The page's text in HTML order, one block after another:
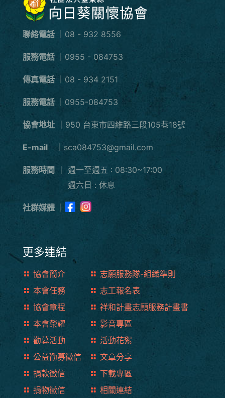
聯絡電話 ｜08 - 932 8556
服務電話 ｜0955 - 084753
傳真電話 ｜08 - 934 2151
服務電話 ｜0955-084753
協會地址 ｜950 台東市四維路三段105巷18號
E-mail ｜sca084753@gmail.com
服務時間
週一至週五 : 08:30~17:00
週六日 : 休息
社群媒體
更多連結
協會簡介
志願服務隊-組織準則
本會任務
志工報名表
協會章程
祥和計畫志願服務計畫書
本會榮耀
影音專區
勸募活動
活動花絮
公益勸募徵信
文章分享
捐款徵信
下載專區
捐物徵信
相關連結